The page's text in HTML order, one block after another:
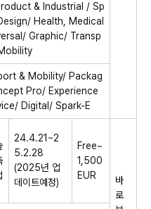
& Industrial / Sp
Health, Medical
Graphic/ Transp
& Mobility/ Packag
Pro/ Experience
Digital/ Spark-E
24.4.21~2
5.2.28
(2025년 업
데이트예정)
Free~
1,500
EUR
바
로